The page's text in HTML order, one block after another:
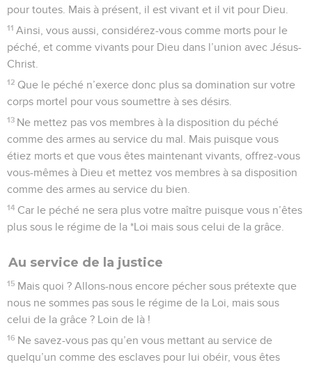
pour toutes. Mais à présent, il est vivant et il vit pour Dieu.
11 Ainsi, vous aussi, considérez-vous comme morts pour le
péché, et comme vivants pour Dieu dans l’union avec Jésus-
Christ.
12 Que le péché n’exerce donc plus sa domination sur votre
corps mortel pour vous soumettre à ses désirs.
13 Ne mettez pas vos membres à la disposition du péché
comme des armes au service du mal. Mais puisque vous
étiez morts et que vous êtes maintenant vivants, offrez-vous
vous-mêmes à Dieu et mettez vos membres à sa disposition
comme des armes au service du bien.
14 Car le péché ne sera plus votre maître puisque vous n’êtes
plus sous le régime de la *Loi mais sous celui de la grâce.
Au service de la justice
15 Mais quoi ? Allons-nous encore pécher sous prétexte que
nous ne sommes pas sous le régime de la Loi, mais sous
celui de la grâce ? Loin de là !
16 Ne savez-vous pas qu’en vous mettant au service de
quelqu’un comme des esclaves pour lui obéir, vous êtes